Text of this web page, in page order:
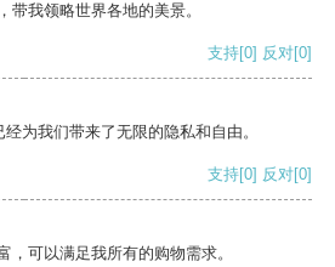
带我领略世界各地的美景。
支持[0] 反对[0]
为我们带来了无限的隐私和自由。
支持[0] 反对[0]
，可以满足我所有的购物需求。